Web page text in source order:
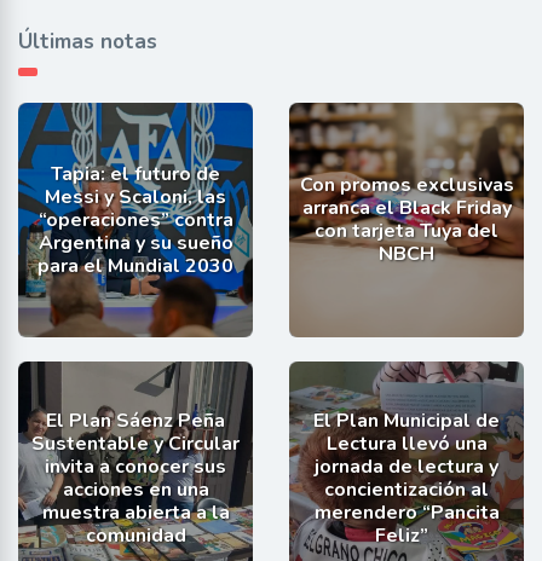
Últimas notas
Tapia: el futuro de
Messi y Scaloni, las
“operaciones” contra
Argentina y su sueño
para el Mundial 2030
Con promos exclusivas
arranca el Black Friday
con tarjeta Tuya del
NBCH
El Plan Sáenz Peña
Sustentable y Circular
invita a conocer sus
acciones en una
muestra abierta a la
comunidad
El Plan Municipal de
Lectura llevó una
jornada de lectura y
concientización al
merendero “Pancita
Feliz”